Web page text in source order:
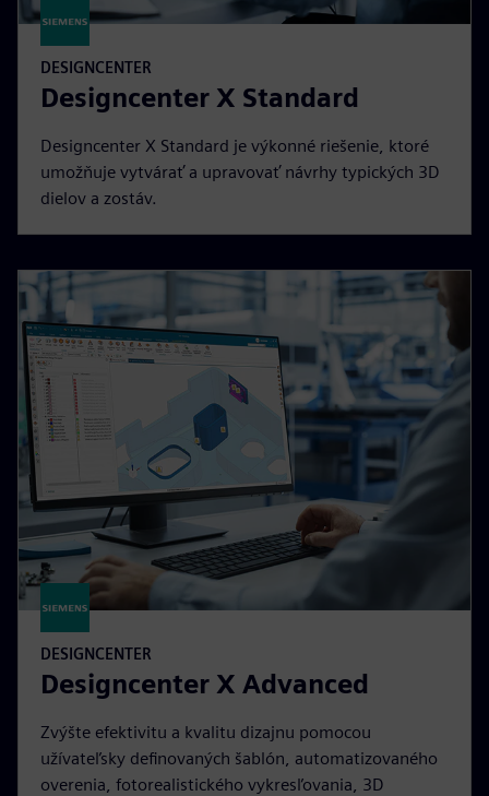
DESIGNCENTER
Designcenter X Standard
Designcenter X Standard je výkonné riešenie, ktoré
umožňuje vytvárať a upravovať návrhy typických 3D
dielov a zostáv.
DESIGNCENTER
Designcenter X Advanced
Zvýšte efektivitu a kvalitu dizajnu pomocou
užívateľsky definovaných šablón, automatizovaného
overenia, fotorealistického vykresľovania, 3D